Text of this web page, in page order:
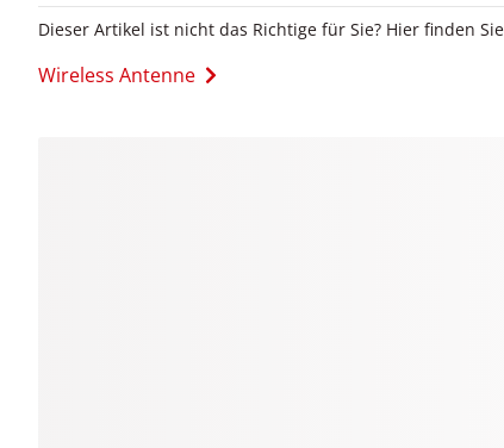
Dieser Artikel ist nicht das Richtige für Sie? Hier finden
Wireless Antenne